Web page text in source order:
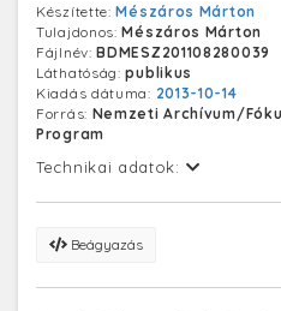
Készítette:Mészáros Márton
Tulajdonos:Mészáros Márton
Fájlnév:BDMESZ201108280039
Láthatóság:publikus
Kiadás dátuma: 2013-10-14
Forrás: Nemzeti Archívum/
Program
Technikai adatok:
Beágyazás